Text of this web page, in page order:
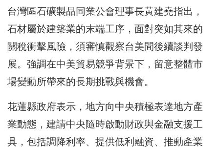
台灣區石礦製品同業公會理事長黃建堯指出，
石材屬於建築業的末端工序，面對突如其來的
關稅衝擊風險，須審慎觀察台美間後續談判發
展。強調在中美貿易競爭背景下，留意整體市
場變動所帶來的長期挑戰與機會。
花蓮縣政府表示，地方向中央積極表達地方產
業動態，建請中央隨時啟動財政與金融支援工
具，包括調降利率、提供低利融資、推動產業